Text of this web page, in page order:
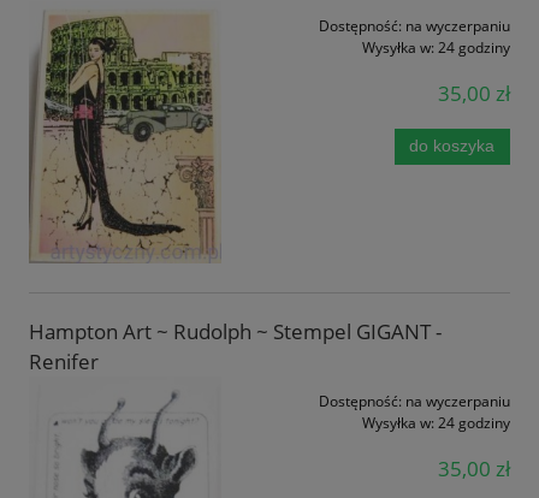
Dostępność: na wyczerpaniu
Wysyłka w: 24 godziny
35,00 zł
do koszyka
Hampton Art ~ Rudolph ~ Stempel GIGANT -
Renifer
Dostępność: na wyczerpaniu
Wysyłka w: 24 godziny
35,00 zł